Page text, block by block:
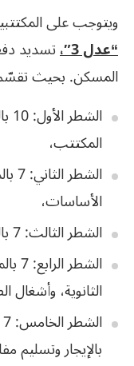
ويتوجب على
“عدل 3″،
المسكن. بحيث تقسّم على 5 أشطر
المكتتب،
الأساسات،
الشطر الثالث: 7 بالمئة عند الانتهاء من الأشغال الكبرى،
الثانوية،
بالإيجار وتسليم